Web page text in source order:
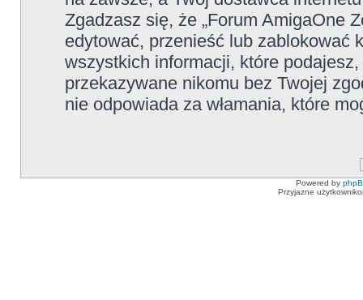
Zgadzasz się, że „Forum AmigaOne
edytować, przenieść lub zablokować
wszystkich informacji, które
przekazywane nikomu bez Twojej
nie odpowiada za włamania, które
Powered by
Przyjazne